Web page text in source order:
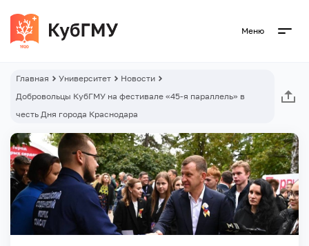
Меню
Главная Университет
Новости
Добровольцы КубГМУ на фестивале «45-я параллель» в
честь Дня города Краснодара